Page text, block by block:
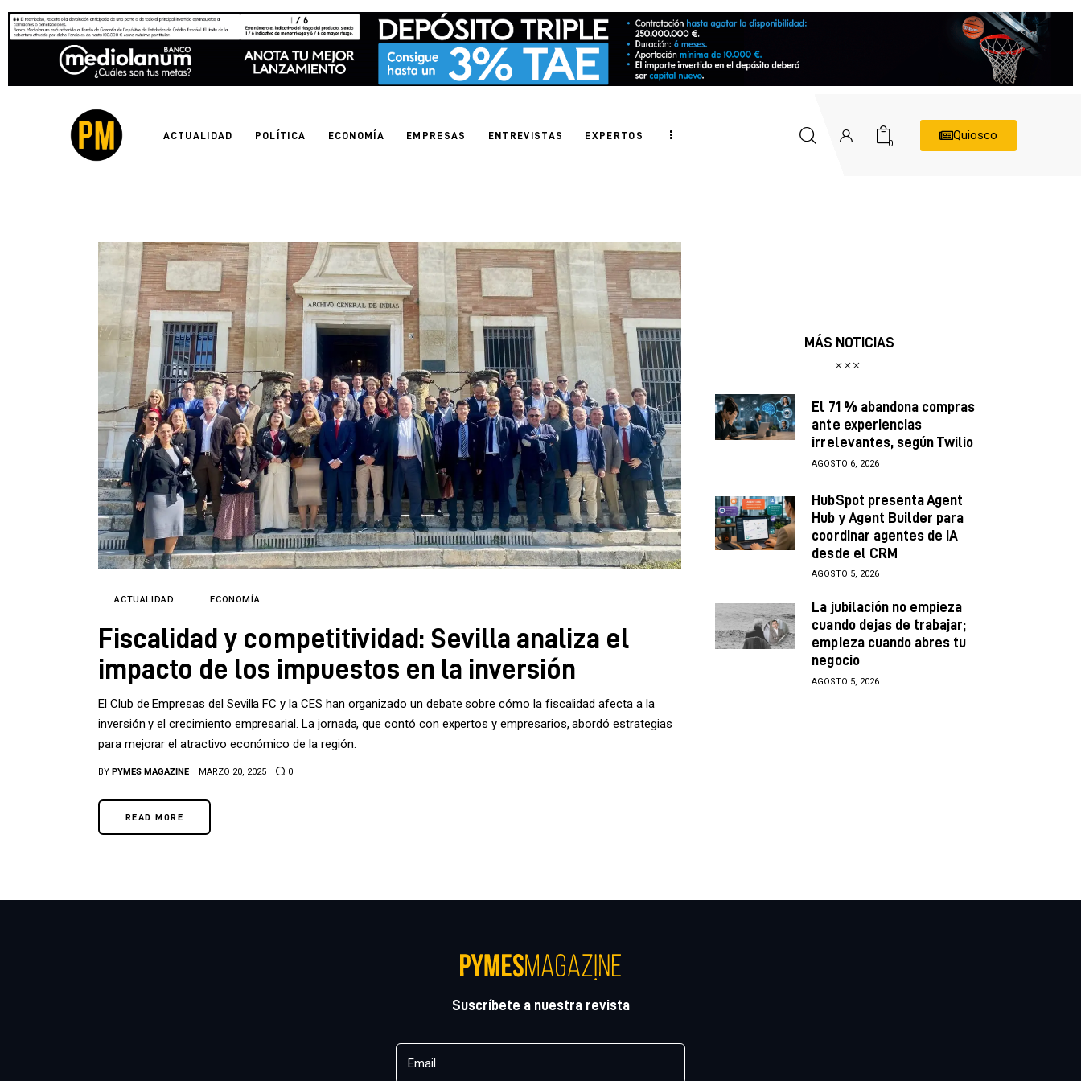
ACTUALIDAD POLÍTICA ECONOMÍA EMPRESAS ENTREVISTAS EXPERTOS
0
Quiosco
Actualidad
ACTUALIDAD ECONOMÍA
Fiscalidad y competitividad: Sevilla analiza el
impacto de los impuestos en la inversión
El Club de Empresas del Sevilla FC y la CES han organizado un debate sobre cómo la fiscalidad afecta a la
inversión y el crecimiento empresarial. La jornada, que contó con expertos y empresarios, abordó estrategias
para mejorar el atractivo económico de la región.
BY PYMES MAGAZINE MARZO 20, 2025 0
READ MORE
MÁS NOTICIAS
El 71 % abandona compras
ante experiencias
irrelevantes, según Twilio
AGOSTO 6, 2026
HubSpot presenta Agent
Hub y Agent Builder para
coordinar agentes de IA
desde el CRM
AGOSTO 5, 2026
La jubilación no empieza
cuando dejas de trabajar;
empieza cuando abres tu
negocio
AGOSTO 5, 2026
Suscríbete a nuestra revista